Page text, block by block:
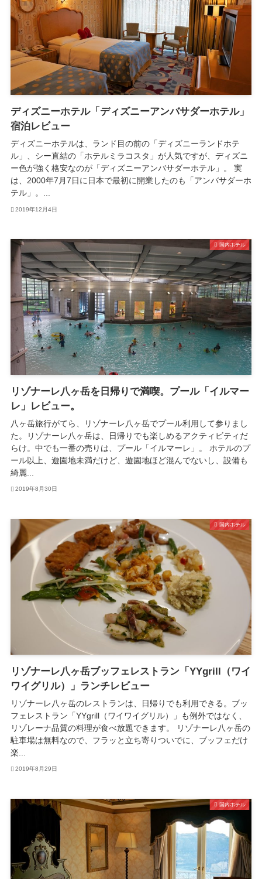
ディズニーホテル「ディズニーアンバサダーホテル」
宿泊レビュー
ディズニーホテルは、ランド目の前の「ディズニーランドホテ
ル」、シー直結の「ホテルミラコスタ」が人気ですが、ディズニ
ー色が強く格安なのが「ディズニーアンバサダーホテル」。 実
は、2000年7月7日に日本で最初に開業したのも「アンバサダーホ
テル」。...
2019年12月4日
国内ホテル
リゾナーレ八ヶ岳を日帰りで満喫。プール「イルマー
レ」レビュー。
八ヶ岳旅行がてら、リゾナーレ八ヶ岳でプール利用して参りまし
た。リゾナーレ八ヶ岳は、日帰りでも楽しめるアクティビティだ
らけ。中でも一番の売りは、プール「イルマーレ」。 ホテルのプ
ール以上、遊園地未満だけど、遊園地ほど混んでないし、設備も
綺麗...
2019年8月30日
国内ホテル
リゾナーレ八ヶ岳ブッフェレストラン「YYgrill（ワイ
ワイグリル）」ランチレビュー
リゾナーレ八ヶ岳のレストランは、日帰りでも利用できる。ブッ
フェレストラン「YYgrill（ワイワイグリル）」も例外ではなく、
リゾレーナ品質の料理が食べ放題できます。 リゾナーレ八ヶ岳の
駐車場は無料なので、フラッと立ち寄りついでに、ブッフェだけ
楽...
2019年8月29日
国内ホテル